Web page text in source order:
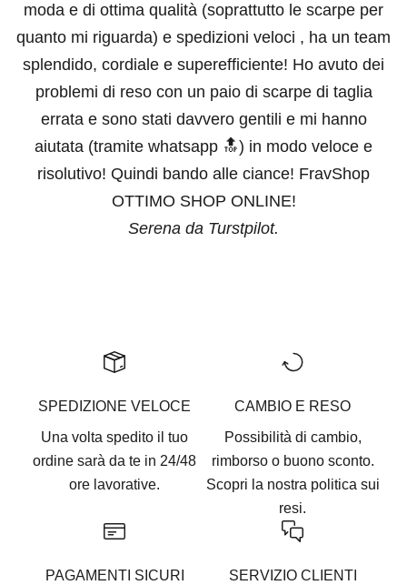
moda e di ottima qualità (soprattutto le scarpe per
quanto mi riguarda) e spedizioni veloci , ha un team
splendido, cordiale e superefficiente! Ho avuto dei
problemi di reso con un paio di scarpe di taglia
errata e sono stati davvero gentili e mi hanno
aiutata (tramite whatsapp 🔝) in modo veloce e
risolutivo! Quindi bando alle ciance! FravShop
OTTIMO SHOP ONLINE!
Serena da Turstpilot.
SPEDIZIONE VELOCE
Una volta spedito il tuo
ordine sarà da te in 24/48
ore lavorative.
CAMBIO E RESO
Possibilità di cambio,
rimborso o buono sconto.
Scopri la nostra politica sui
resi.
PAGAMENTI SICURI
SERVIZIO CLIENTI